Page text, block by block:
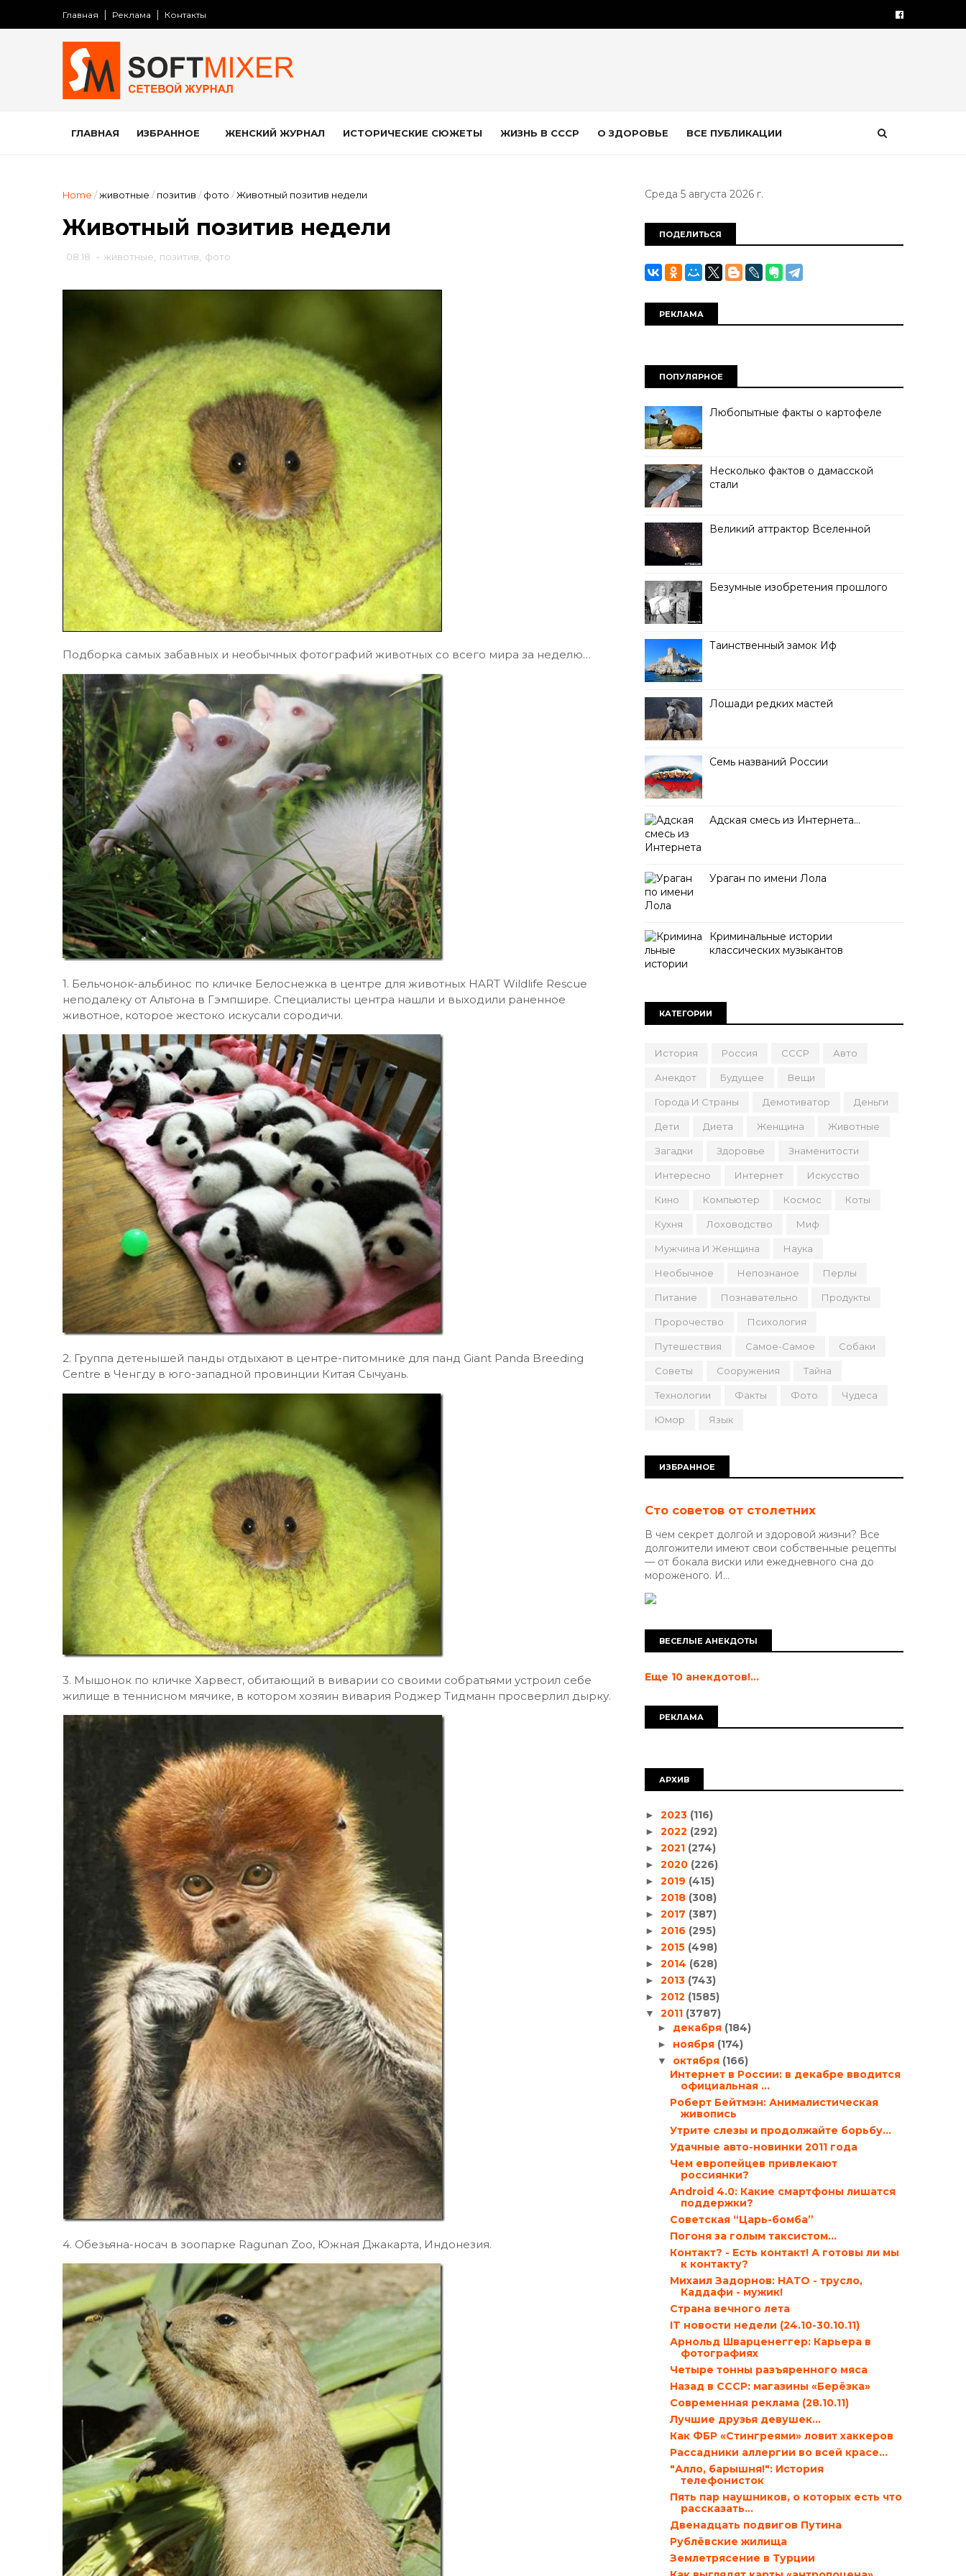
Главная Реклама Контакты
ГЛАВНАЯ ИЗБРАННОЕ ЖЕНСКИЙ ЖУРНАЛ ИСТОРИЧЕСКИЕ СЮЖЕТЫ ЖИЗНЬ В СССР О ЗДОРОВЬЕ ВСЕ ПУБЛИКАЦИИ
Home /животные / позитив / фото /Животный позитив недели
Животный позитив недели
08:18 - животные позитив фото
Подборка самых забавных и необычных фотографий животных со всего мира за неделю…
1. Бельчонок-альбинос по кличке Белоснежка в центре для животных HART Wildlife Rescue
неподалеку от Альтона в Гэмпшире. Специалисты центра нашли и выходили раненное
животное, которое жестоко искусали сородичи.
2. Группа детенышей панды отдыхают в центре-питомнике для панд Giant Panda Breeding
Centre в Ченгду в юго-западной провинции Китая Сычуань.
3. Мышонок по кличке Харвест, обитающий в виварии со своими собратьями устроил себе
жилище в теннисном мячике, в котором хозяин вивария Роджер Тидманн просверлил дырку.
4. Обезьяна-носач в зоопарке Ragunan Zoo, Южная Джакарта, Индонезия.
Среда 5 августа 2026 г.
ПОДЕЛИТЬСЯ
РЕКЛАМА
ПОПУЛЯРНОЕ
Любопытные факты о картофеле
Несколько фактов о дамасской
стали
Великий аттрактор Вселенной
Безумные изобретения прошлого
Таинственный замок Иф
Лошади редких мастей
Семь названий России
Адская смесь из Интернета…
Ураган по имени Лола
Криминальные истории
классических музыкантов
КАТЕГОРИИ
История Россия СССР Авто
Анекдот Будущее Вещи
Города И Страны Демотиватор Деньги
Дети Диета Женщина Животные
Загадки Здоровье Знаменитости
Интересно Интернет Искусство
Кино Компьютер Космос Коты
Кухня Лоховодство Миф
Мужчина И Женщина Наука
Необычное Непознаное Перлы
Питание Познавательно Продукты
Пророчество Психология
Путешествия Самое-Самое Собаки
Советы Сооружения Тайна
Технологии Факты Фото Чудеса
Юмор Язык
ИЗБРАННОЕ
Сто советов от столетних
В чем секрет долгой и здоровой жизни? Все
долгожители имеют свои собственные рецепты
— от бокала виски или ежедневного сна до
мороженого. И...
ВЕСЕЛЫЕ АНЕКДОТЫ
Еще 10 анекдотов!...
РЕКЛАМА
АРХИВ
► 2023 (116)
► 2022 (292)
► 2021 (274)
► 2020 (226)
► 2019 (415)
► 2018 (308)
► 2017 (387)
► 2016 (295)
► 2015 (498)
► 2014 (628)
► 2013 (743)
► 2012 (1585)
▼ 2011 (3787)
► декабря (184)
► ноября (174)
▼ октября (166)
Интернет в России: в декабре вводится
официальная ...
Роберт Бейтмэн: Анималистическая
живопись
Утрите слезы и продолжайте борьбу…
Удачные авто-новинки 2011 года
Чем европейцев привлекают
россиянки?
Android 4.0: Какие смартфоны лишатся
поддержки?
Советская “Царь-бомба”
Погоня за голым таксистом…
Контакт? - Есть контакт! А готовы ли мы
к контакту?
Михаил Задорнов: НАТО - трусло,
Каддафи - мужик!
Страна вечного лета
IT новости недели (24.10-30.10.11)
Арнольд Шварценеггер: Карьера в
фотографиях
Четыре тонны разъяренного мяса
Назад в СССР: магазины «Берёзка»
Современная реклама (28.10.11)
Лучшие друзья девушек…
Как ФБР «Стингреями» ловит хаккеров
Рассадники аллергии во всей красе…
"Алло, барышня!": История
телефонисток
Пять пар наушников, о которых есть что
рассказать…
Двенадцать подвигов Путина
Рублёвские жилища
Землетрясение в Турции